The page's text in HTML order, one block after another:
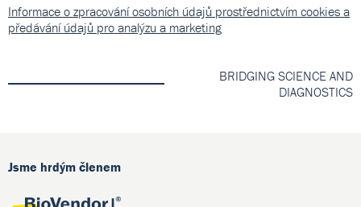
Informace o zpracování osobních údajů prostřednictvím cookies a
předávání údajů pro analýzu a marketing
BRIDGING SCIENCE AND
DIAGNOSTICS
Jsme hrdým členem